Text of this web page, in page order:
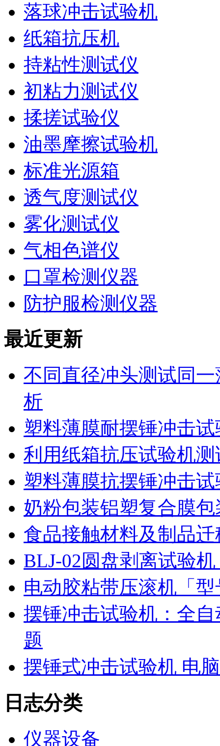
落球冲击试验机
纸箱抗压机
持粘性测试仪
初粘力测试仪
揉搓试验仪
油墨摩擦试验机
标准光源箱
透气度测试仪
雾化测试仪
气相色谱仪
口罩检测仪器
防护服检测仪器
最近更新
不同直径冲头测试同
析
塑料薄膜耐摆锤冲击
利用纸箱抗压试验机
塑料薄膜抗摆锤冲击
奶粉包装铝塑复合膜
食品接触材料及制品
BLJ-02圆盘剥离试验
电动胶粘带压滚机「
摆锤冲击试验机：全
题
摆锤式冲击试验机 电
日志分类
仪器设备